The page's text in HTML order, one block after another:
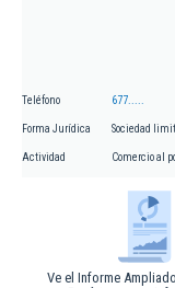
Teléfono 677.....
Forma Jurídica Sociedad
Actividad Comercio al
Ve el Informe